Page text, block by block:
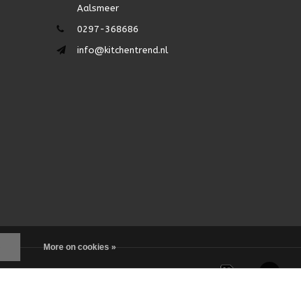
Aalsmeer
0297-368686
info@kitchentrend.nl
More on cookies »